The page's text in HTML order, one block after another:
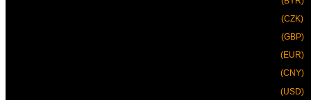
(CZK)
(GBP)
(EUR)
(CNY)
(USD)